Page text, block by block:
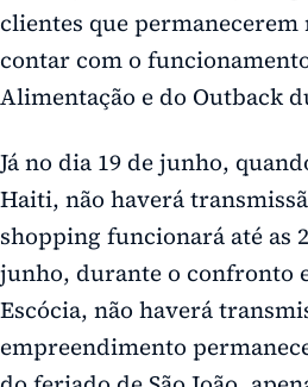
clientes que permanecerem
contar com o
Alimentação e do Outback
Já no dia 19 de junho,
Haiti, não haverá
shopping funcionará até as
junho, durante o confronto
Escócia, não haverá
empreendimento